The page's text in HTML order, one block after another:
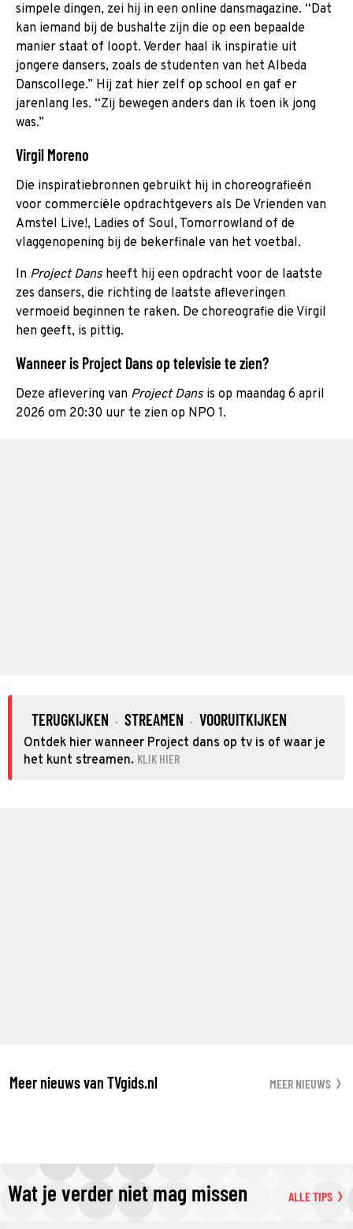
simpele dingen, zei hij in een online dansmagazine. “Dat
kan iemand bij de bushalte zijn die op een bepaalde
manier staat of loopt. Verder haal ik inspiratie uit
jongere dansers, zoals de studenten van het Albeda
Danscollege.” Hij zat hier zelf op school en gaf er
jarenlang les. “Zij bewegen anders dan ik toen ik jong
was.”
Virgil Moreno
Die inspiratiebronnen gebruikt hij in choreografieën
voor commerciële opdrachtgevers als De Vrienden van
Amstel Live!, Ladies of Soul, Tomorrowland of de
vlaggenopening bij de bekerfinale van het voetbal.
In Project Dans heeft hij een opdracht voor de laatste
zes dansers, die richting de laatste afleveringen
vermoeid beginnen te raken. De choreografie die Virgil
hen geeft, is pittig.
Wanneer is Project Dans op televisie te zien?
Deze aflevering van Project Dans is op maandag 6 april
2026 om 20:30 uur te zien op NPO 1.
TERUGKIJKEN · STREAMEN · VOORUITKIJKEN
Ontdek hier wanneer Project dans op tv is of waar je
het kunt streamen. KLIK HIER
Meer nieuws van TVgids.nl MEER NIEUWS
Wat je verder niet mag missen ALLE TIPS